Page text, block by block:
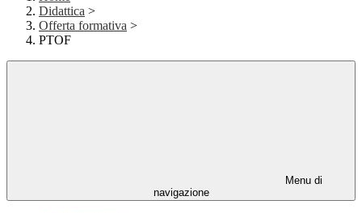
Didattica >
Offerta formativa >
PTOF
Menu di
navigazione